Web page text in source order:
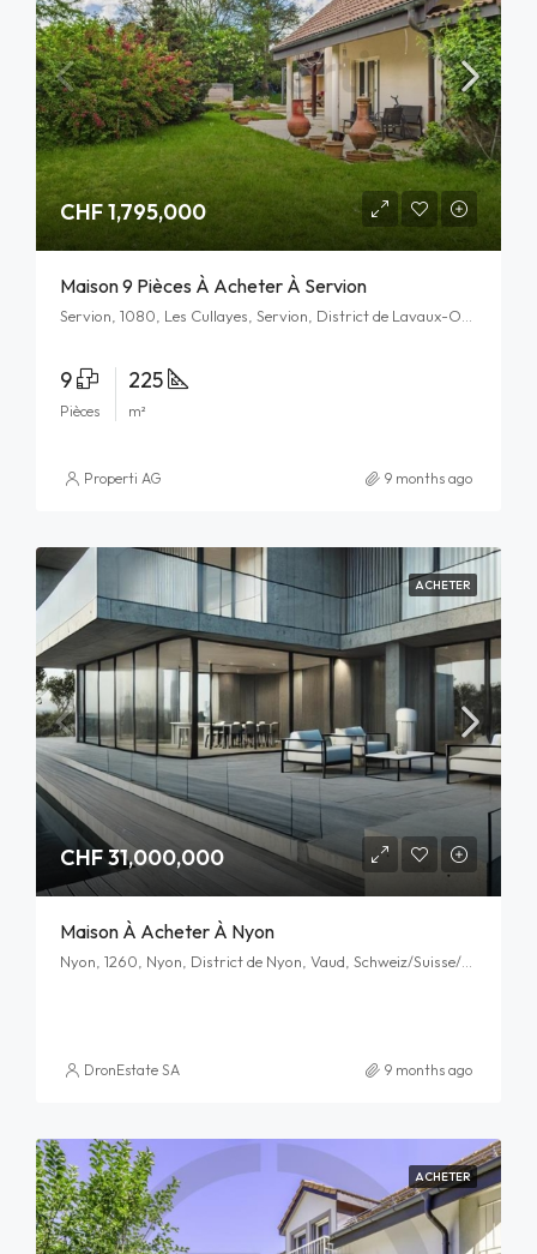
CHF 1,795,000
Maison 9 Pièces À Acheter À Servion
9
Pièces
225
m²
Properti AG 9 months ago
ACHETER
CHF 31,000,000
Maison À Acheter À Nyon
DronEstate SA 9 months ago
ACHETER